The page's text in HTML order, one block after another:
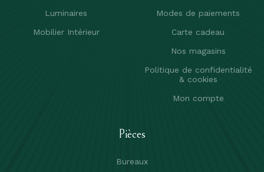
Luminaires
Mobilier Intérieur
Modes de paiements
Carte cadeau
Nos magasins
Politique de confidentialité
& cookies
Mon compte
Pièces
Bureaux